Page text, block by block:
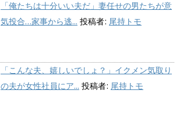
「俺たちは十分いい夫だ」妻任せの男たちが意
気投合…家事から逃... 投稿者: 尾持トモ
「こんな夫、嬉しいでしょ？」イクメン気取り
の夫が女性社員にア... 投稿者: 尾持トモ